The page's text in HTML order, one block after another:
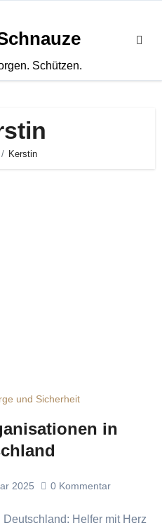
Schützen.
Kerstin
und Sicherheit
in
2025 0 Kommentar